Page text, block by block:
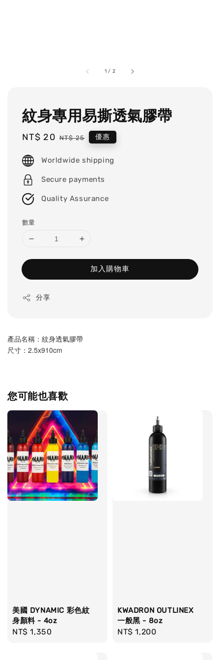
1 / 2
紋身專用易撕透氣膠帶
Sale
NT$ 20 Regular
NT$ 25 優惠
Worldwide shipping
Secure payments
Quality Assurance
數量
加入購物車
分享
產品名稱：紋身透氣膠帶
尺寸：2.5x910cm
您可能也喜歡
美國 DYNAMIC 彩色紋
身顏料 - 4oz
Regular
NT$ 1,350
KWADRON OUTLINEX
一般黑 - 8oz
Regular
NT$ 1,200